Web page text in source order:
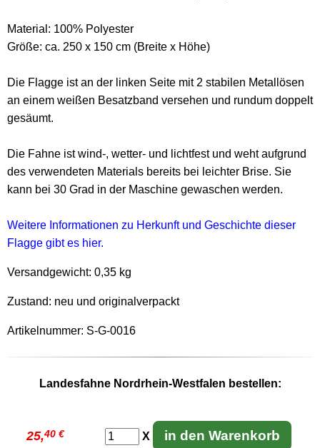
Material: 100% Polyester
Größe: ca. 250 x 150 cm (Breite x Höhe)
Die Flagge ist an der linken Seite mit 2 stabilen Metallösen
an einem weißen Besatzband versehen und rundum doppelt
gesäumt.
Die Fahne ist wind-, wetter- und lichtfest und weht aufgrund
des verwendeten Materials bereits bei leichter Brise. Sie
kann bei 30 Grad in der Maschine gewaschen werden.
Weitere Informationen zu Herkunft und Geschichte dieser
Flagge gibt es hier.
Versandgewicht: 0,35 kg
Zustand: neu und originalverpackt
Artikelnummer: S-G-0016
Landesfahne Nordrhein-Westfalen bestellen:
25,40 € X in den Warenkorb